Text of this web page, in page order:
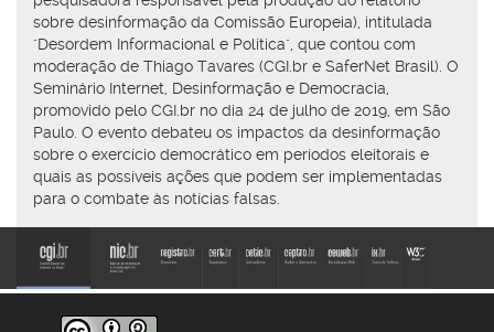
sobre desinformação da Comissão Europeia), intitulada
"Desordem Informacional e Política", que contou com
moderação de Thiago Tavares (CGI.br e SaferNet Brasil). O
Seminário Internet, Desinformação e Democracia,
promovido pelo CGI.br no dia 24 de julho de 2019, em São
Paulo. O evento debateu os impactos da desinformação
sobre o exercício democrático em períodos eleitorais e
quais as possíveis ações que podem ser implementadas
para o combate às notícias falsas.